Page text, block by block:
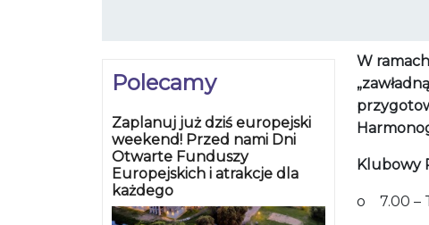
Polecamy
Zaplanuj już dziś europejski
weekend! Przed nami Dni
Otwarte Funduszy
Europejskich i atrakcje dla
każdego
W
Klubowy
o 7.00 –